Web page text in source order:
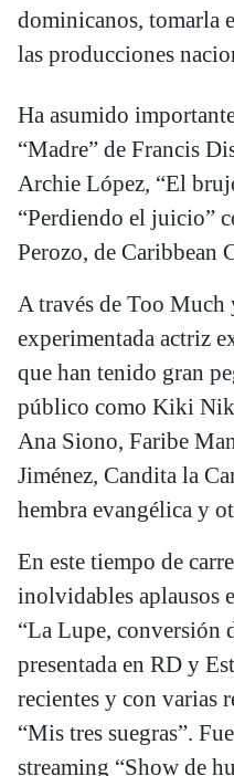
dominicanos, tomarla
las producciones
Ha asumido
“Madre” de Francis
Archie López, “El
“Perdiendo el juicio”
Perozo, de Caribbean
A través de Too Much
experimentada actriz
que han tenido gran
público como Kiki
Ana Siono, Faribe
Jiménez, Candita la
hembra evangélica y
En este tiempo de
inolvidables aplausos
“La Lupe, conversión
presentada en RD y
recientes y con varias
“Mis tres suegras”.
streaming “Show de